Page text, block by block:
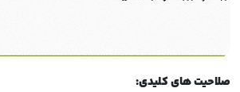
صلاحیتهای کلیدی: